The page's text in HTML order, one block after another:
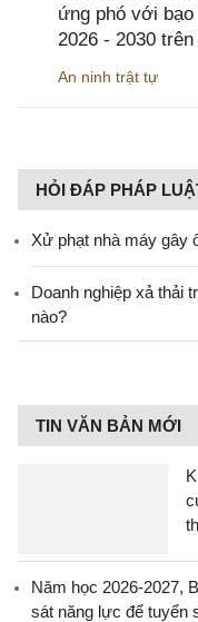
ứng phó với
2026 - 2030
An ninh trật tự
HỎI ĐÁP PHÁP
Xử phạt nhà máy gây
Doanh nghiệp xả thải
nào?
TIN VĂN BẢN MỚI
Năm học 2026-2027,
sát năng lực để tuyển